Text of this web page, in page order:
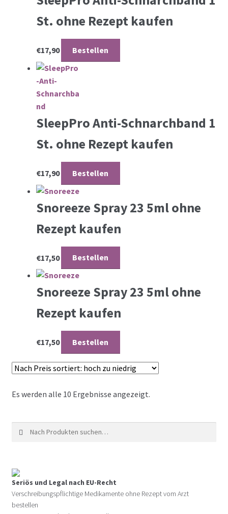
St. ohne Rezept kaufen
€17,90 Bestellen
SleepPro Anti-Schnarchband 1
St. ohne Rezept kaufen
€17,90 Bestellen
Snoreeze Spray 23 5ml ohne
Rezept kaufen
€17,50 Bestellen
Snoreeze Spray 23 5ml ohne
Rezept kaufen
€17,50 Bestellen
Es werden alle 10 Ergebnisse angezeigt.
Suche nach:
Seriös und Legal nach EU-Recht
Verschreibungspflichtige Medikamente ohne Rezept vom Arzt
bestellen